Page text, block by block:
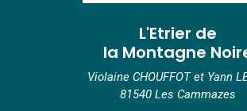
L'Etrier de
la Montagne
Violaine CHOUFFOT et Yann
81540 Les Cammazes